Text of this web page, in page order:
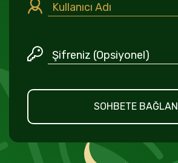
SOHBETE BAĞLAN